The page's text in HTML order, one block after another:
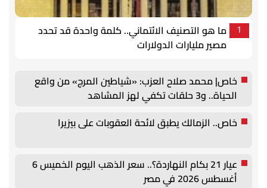
1
ما هو التصنيف الائتماني.. كلمة واحدة قد تحدد
مصير مليارات الدولارات
خاص| محمد صلاح العزب: «شياطين المرج» من واقع
الحياة.. و3 حلقات تكفي لهز المشاهد
خاص.. الزمالك يطبق لائحة العقوبات على بيزيرا
عيار 21 بكام النهاردة؟.. سعر الذهب اليوم الخميس 6
أغسطس 2026 في مصر